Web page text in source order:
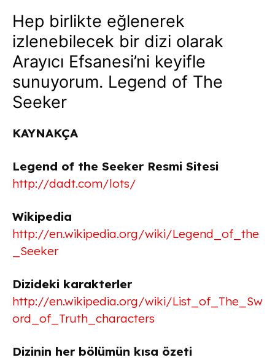
Hep birlikte eğlenerek
izlenebilecek bir dizi olarak
Arayıcı Efsanesi’ni keyifle
sunuyorum. Legend of The
Seeker
KAYNAKÇA
Legend of the Seeker Resmi Sitesi
http://dadt.com/lots/
Wikipedia
http://en.wikipedia.org/wiki/Legend_of_the
_Seeker
Dizideki karakterler
http://en.wikipedia.org/wiki/List_of_The_Sw
ord_of_Truth_characters
Dizinin her bölümün kısa özeti